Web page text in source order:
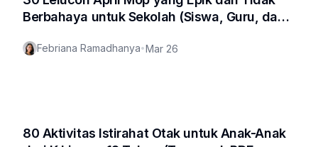
Berbahaya untuk Sekolah (Siswa, Guru, dan
Febriana Ramadhanya•Mar 26
80 Aktivitas Istirahat Otak untuk Anak-Anak